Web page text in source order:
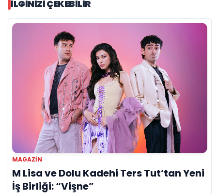
İLGINIZI ÇEKEBILIR
MAGAZIN
M Lisa ve Dolu Kadehi Ters Tut’tan Yeni
İş Birliği: “Vişne”